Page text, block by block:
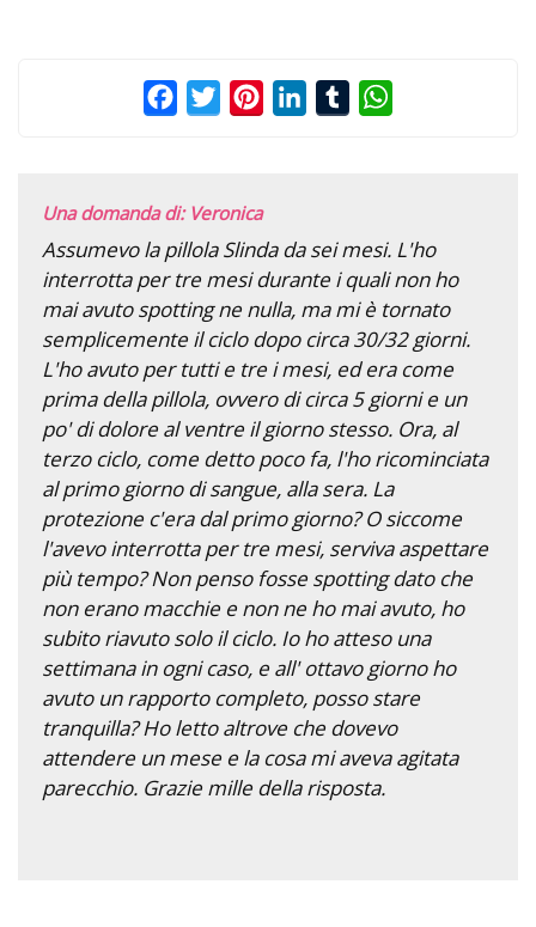
FacebookTwitterPinterestLinkedInTumblr
Una domanda di: Veronica
Assumevo la pillola Slinda da sei mesi. L'ho
interrotta per tre mesi durante i quali non ho
mai avuto spotting ne nulla, ma mi è tornato
semplicemente il ciclo dopo circa 30/32 giorni.
L'ho avuto per tutti e tre i mesi, ed era come
prima della pillola, ovvero di circa 5 giorni e un
po' di dolore al ventre il giorno stesso. Ora, al
terzo ciclo, come detto poco fa, l'ho ricominciata
al primo giorno di sangue, alla sera. La
protezione c'era dal primo giorno? O siccome
l'avevo interrotta per tre mesi, serviva aspettare
più tempo? Non penso fosse spotting dato che
non erano macchie e non ne ho mai avuto, ho
subito riavuto solo il ciclo. Io ho atteso una
settimana in ogni caso, e all' ottavo giorno ho
avuto un rapporto completo, posso stare
tranquilla? Ho letto altrove che dovevo
attendere un mese e la cosa mi aveva agitata
parecchio. Grazie mille della risposta.